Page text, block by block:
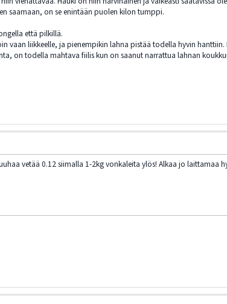
saamaan, on se enintään puolen kilon tumppi.
että pilkillä.
vaan liikkeelle, ja pienempikin lahna pistää todella hyvin
on todella mahtava fiilis kun on saanut narrattua lahnan
vetää 0.12 siimalla 1-2kg vonkaleita ylös! Alkaa jo laittamaa